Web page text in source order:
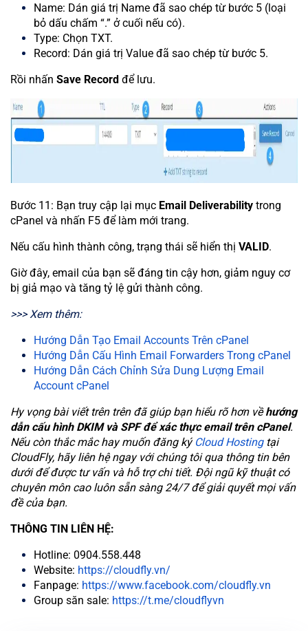
Name: Dán giá trị Name đã sao chép từ bước 5 (loại
bỏ dấu chấm “.” ở cuối nếu có).
Type: Chọn TXT.
Record: Dán giá trị Value đã sao chép từ bước 5.
Rồi nhấn Save Record để lưu.
Bước 11: Bạn truy cập lại mục Email Deliverability trong
cPanel và nhấn F5 để làm mới trang.
Nếu cấu hình thành công, trạng thái sẽ hiển thị VALID.
Giờ đây, email của bạn sẽ đáng tin cậy hơn, giảm nguy cơ
bị giả mạo và tăng tỷ lệ gửi thành công.
>>> Xem thêm:
Hướng Dẫn Tạo Email Accounts Trên cPanel
Hướng Dẫn Cấu Hình Email Forwarders Trong cPanel
Hướng Dẫn Cách Chỉnh Sửa Dung Lượng Email
Account cPanel
Hy vọng bài viết trên trên đã giúp bạn hiểu rõ hơn vềhướng
dẫn cấu hình DKIM và SPF để xác thực email trên cPanel.
Nếu còn thắc mắc hay muốn đăng ký Cloud Hostingtại
CloudFly, hãy liên hệ ngay với chúng tôi qua thông tin bên
dưới để được tư vấn và hỗ trợ chi tiết. Đội ngũ kỹ thuật có
chuyên môn cao luôn sẵn sàng 24/7 để giải quyết mọi vấn
đề của bạn.
THÔNG TIN LIÊN HỆ:
Hotline: 0904.558.448
Website: https://cloudfly.vn/
Fanpage: https://www.facebook.com/cloudfly.vn
Group săn sale: https://t.me/cloudflyvn